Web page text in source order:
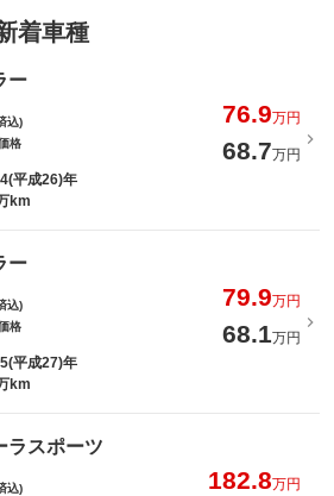
着車種
ー
込)
76.9万円
格
68.7万円
平成26)年
km
ー
込)
79.9万円
格
68.1万円
平成27)年
km
ラスポーツ
込)
182.8万円